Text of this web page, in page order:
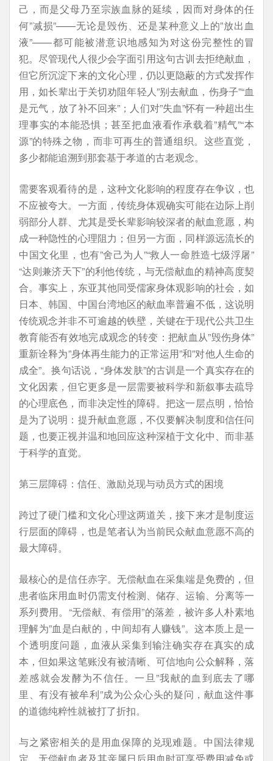
己，而是父母乃至宗族血脉的延续，因而对身体的任
何”减损”——无论是毁伤、还是某种意义上的”放出血
液”——都可能被潜意识地感知为对这份完整性的冒
犯。尽管现代人很少会字面引用这句古训去拒绝献血，
但它所沉淀下来的文化心理，仍以更隐蔽的方式发挥作
用，如长辈出于关切劝阻年轻人”别去献血，伤身子”“血
是元气，放了补不回来”；人们对”失血”怀有一种超出生
理事实的本能恐惧；甚至把血液看作承载着”精气”“本
源”的特殊之物，而非可再生的普通组织。这些直觉，
多少都能追溯到那套基于孝道的古老观念。
需要客观看待的是，这种文化影响的程度存在争议，也
不应被夸大。一方面，传统身体观确实可能在边际上削
弱部分人群、尤其是受长辈影响较深者的献血意愿，构
成一种隐性的心理阻力；但另一方面，同样源远流长的
中国文化里，也有”舍己为人”“救人一命胜造七级浮屠”
“达则兼济天下”的利他传统，与无偿献血的精神高度契
合。事实上，东亚其他同受儒家身体观影响的社会，如
日本、韩国、中国台湾地区的献血率普遍不低，这说明
传统观念并非不可逾越的铁壁，关键在于现代公共卫生
教育能否有效地完成观念的转变：把献血从”毁伤身体”
重新诠释为”身体再生能力的正常运用”和”对他人生命的
成全”。换句话说，“身体发肤”的古训是一个真实存在的
文化因素，但它更多是一层需要被科学和新叙事去疏导
的心理底色，而非决定性的障碍。把这一层点明，恰恰
是为了说明：提升献血意愿，不仅要解决制度和信任问
题，也要正视并温和地回应这种深植于文化中、而非基
于科学的直觉。
第三层障碍：信任、激励兑现与动员方式的困境
跨过了硬门槛和文化心理这两道关，接下来才是制度运
行层面的障碍，也是笔者认为当前民众献血意愿不高的
最大障碍。
最核心的是信任赤字。无偿献血在采集端是免费的，但
患者临床用血时仍需支付检测、储存、运输、分离等一
系列费用。“无偿献、有偿用”的落差，被许多人朴素地
理解为”血是白献的，中间却有人赚钱”。这本质上是一
个透明度问题，血液从采集到输注确实存在真实的成
本，但如果这笔账没有被清晰、可信地向公众解释，落
差感就会发酵为不信任。一旦”我献的血到底去了哪
里、有没有被牟利”成为公众心头的疑问，献血这件事
的道德纯粹性就被打了折扣。
与之紧密相关的是用血保障的兑现难题。中国法律规